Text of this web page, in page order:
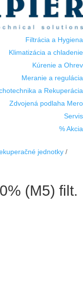
Filtrácia a Hygiena
Klimatizácia a chladenie
Kúrenie a Ohrev
Meranie a regulácia
a Rekuperácia
Zdvojená podlaha Mero
Servis
% Akcia
jednotky /
(M5) filt.